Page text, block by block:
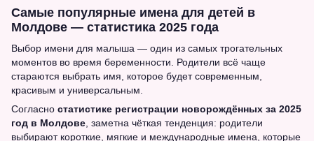
Самые популярные имена для детей в
Молдове — статистика 2025 года
Выбор имени для малыша — один из самых трогательных
моментов во время беременности. Родители всё чаще
стараются выбрать имя, которое будет современным,
красивым и универсальным.
Согласно статистике регистрации новорождённых за 2025
год в Молдове , заметна чёткая тенденция: родители
выбирают короткие, мягкие и международные имена, которые